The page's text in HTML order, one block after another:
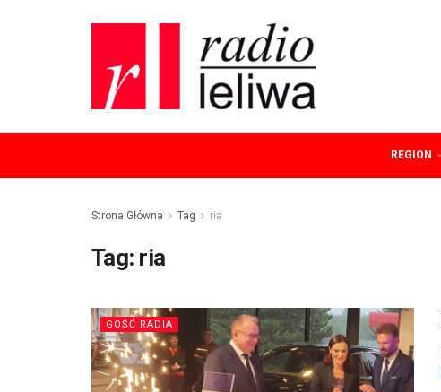
REGION
Strona Główna Tag ria
Tag: ria
GOŚĆ RADIA